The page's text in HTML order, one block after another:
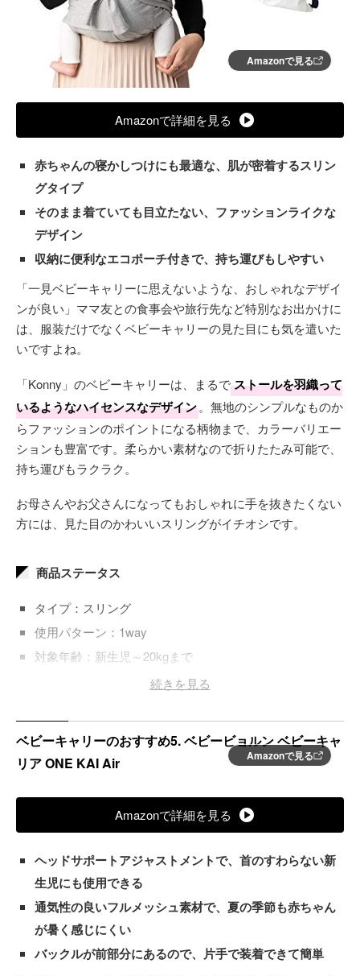
Amazonで見る
Amazonで詳細を見る
赤ちゃんの寝かしつけにも最適な、肌が密着するスリン
グタイプ
そのまま着ていても目立たない、ファッションライクな
デザイン
収納に便利なエコポーチ付きで、持ち運びもしやすい
「一見ベビーキャリーに思えないような、おしゃれなデザイ
ンが良い」ママ友との食事会や旅行先など特別なお出かけに
は、服装だけでなくベビーキャリーの見た目にも気を遣いた
いですよね。
「Konny」のベビーキャリーは、まるでストールを羽織って
いるようなハイセンスなデザイン。無地のシンプルなものか
らファッションのポイントになる柄物まで、カラーバリエー
ションも豊富です。柔らかい素材なので折りたたみ可能で、
持ち運びもラクラク。
お母さんやお父さんになってもおしゃれに手を抜きたくない
方には、見た目のかわいいスリングがイチオシです。
商品ステータス
タイプ：スリング
使用パターン：1way
対象年齢：新生児～20kgまで
素材：ポリコットンスパン
洗濯可能：丸洗い可
メーカー：Konny
続きを見る
ベビーキャリーのおすすめ5. ベビービョルン ベビーキャ
リア ONE KAI Air
Amazonで見る
Amazonで詳細を見る
ヘッドサポートアジャストメントで、首のすわらない新
生児にも使用できる
通気性の良いフルメッシュ素材で、夏の季節も赤ちゃん
が暑く感じにくい
バックルが前部分にあるので、片手で装着できて簡単